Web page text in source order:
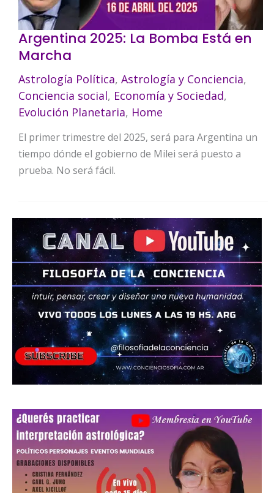
Argentina 2025: La Bomba Está en
Marcha
Astrología Política, Astrología y Conciencia,
Conciencia social, Economía y Sociedad,
Evolución Planetaria, Home
El primer trimestre del 2025, será para Argentina un
tiempo dónde el gobierno de Milei será puesto a
prueba. No será fácil.